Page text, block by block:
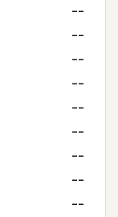
--
--
--
--
--
--
--
--
--